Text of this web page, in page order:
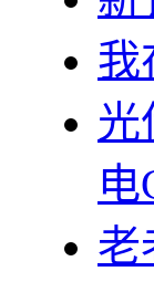
我
光
电
老